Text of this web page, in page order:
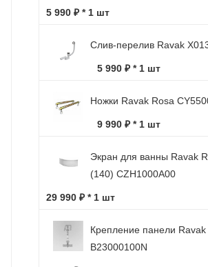
5 990 ₽ * 1 шт
Слив-перелив Ravak
5 990 ₽ * 1 шт
Ножки Ravak Rosa
9 990 ₽ * 1 шт
Экран для ванны Ravak
(140) CZH1000A00
29 990 ₽ * 1 шт
Крепление панели Ravak
B23000100N